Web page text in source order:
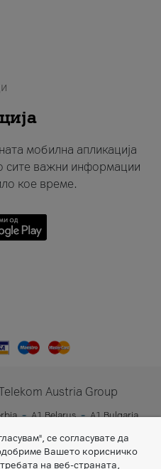
мобилна апликација
сите важни информации
кое време.
Austria Group
A1 Belarus
A1 Bulgaria
се согласувате да
Вашето корисничко
на веб-страната,